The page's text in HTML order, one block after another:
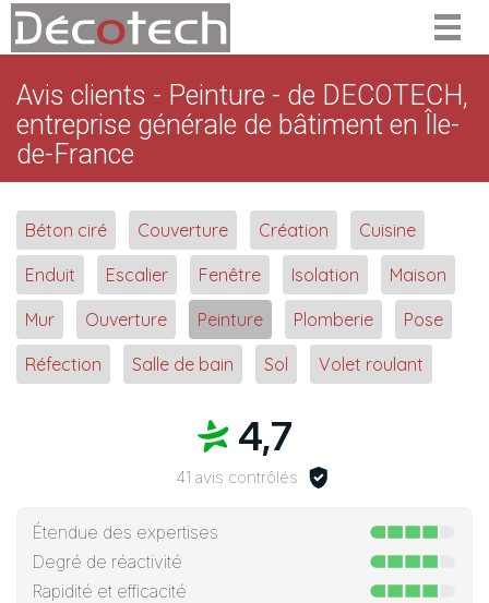
Avis clients - Peinture - de DECOTECH,
entreprise générale de bâtiment en Île-
de-France
Béton ciré Couverture Création Cuisine
Enduit Escalier Fenêtre Isolation Maison
Mur Ouverture Peinture Plomberie Pose
Réfection Salle de bain Sol Volet roulant
4,7
41 avis contrôlés
Étendue des expertises
Degré de réactivité
Rapidité et efficacité